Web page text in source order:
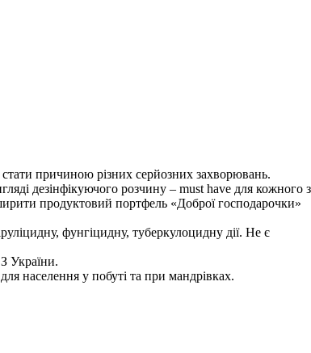
причиною різних серйозних захворювань.
дезінфікуючого розчину – must have для кожного з
продуктовий портфель «Доброї господарочки»
фунгіцидну, туберкулоцидну дії. Не є
України.
населення у побуті та при мандрівках.